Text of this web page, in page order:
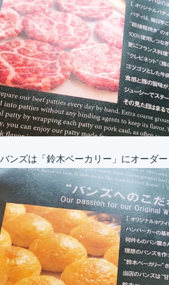
バンズは「鈴木ベーカリー」にオーダー